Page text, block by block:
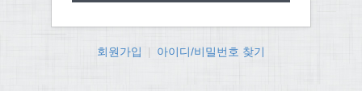
회원가입 아이디/비밀번호 찾기